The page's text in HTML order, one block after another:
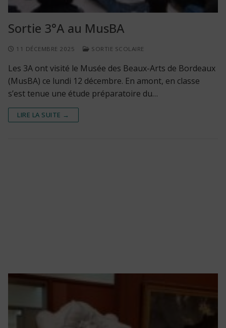
Sortie 3°A au MusBA
11 DÉCEMBRE 2025 SORTIE SCOLAIRE
Les 3A ont visité le Musée des Beaux-Arts de Bordeaux
(MusBA) ce lundi 12 décembre. En amont, en classe
s’est tenue une étude préparatoire du…
LIRE LA SUITE →